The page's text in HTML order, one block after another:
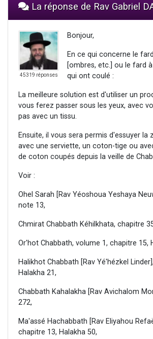
La réponse de Rav Gabriel
45319 réponses
Bonjour,
En ce qui concerne le
[ombres, etc.] ou le fard
qui ont coulé :
La meilleure solution est d'utiliser un
vous ferez passer sous les yeux, avec
pas avec un tissu.
Ensuite, il vous sera permis d'essuyer la
avec une serviette, un coton-tige ou
de coton coupés depuis la veille de
Voir :
Ohel Sarah [Rav Yéoshoua Yeshaya
note 13,
Chmirat Chabbath Kéhilkhata, chapitre
Or'hot Chabbath, volume 1, chapitre 15,
Halikhot Chabbath [Rav Yé'hézkel
Halakha 21,
Chabbath Kahalakha [Rav Avichalom
272,
Ma'assé Hachabbath [Rav Eliyahou
chapitre 13, Halakha 50,